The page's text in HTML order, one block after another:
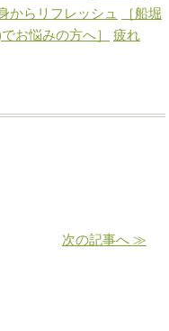
からリフレッシュ
［船堀
お悩みの方へ］
疲れ
次の記事へ ≫